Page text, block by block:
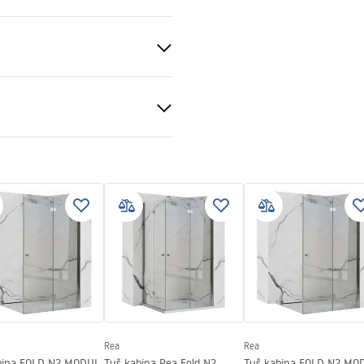
_5.pdf
Rea Rea